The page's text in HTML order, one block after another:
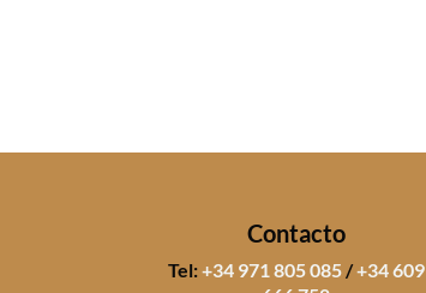
Contacto
Tel:+34 971 805 085/+34 609